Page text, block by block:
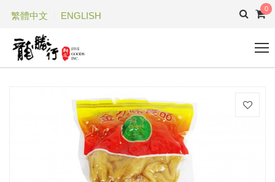
繁體中文 ENGLISH
0